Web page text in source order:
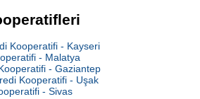
Kooperatifi - Kayseri
- Malatya
- Gaziantep
Kooperatifi - Uşak
- Sivas